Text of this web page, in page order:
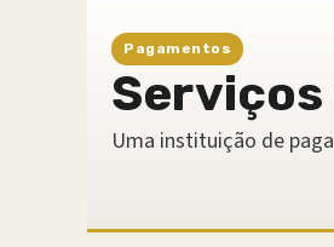
Pagamentos
Serviços
Uma instituição de